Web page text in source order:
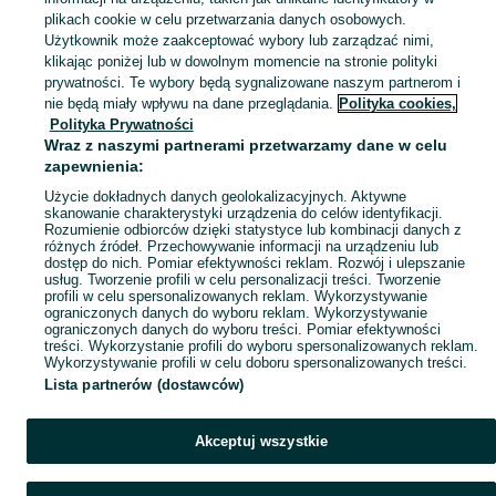
Sprzedaż więźb i podbitek dachowych Lubuskie ▶️ Szeroki wybór produktów ✅ Nowe i używane w atrakcyjnych cenach ✌ Sprawdź oferty i kupuj na OLX.pl!
Mapa kategorii
Mapa miejscowości
Mapa ministron
Popularne wyszukiwania
plikach cookie w celu przetwarzania danych osobowych.
Użytkownik może zaakceptować wybory lub zarządzać nimi,
klikając poniżej lub w dowolnym momencie na stronie polityki
prywatności. Te wybory będą sygnalizowane naszym partnerom i
nie będą miały wpływu na dane przeglądania. Polityka cookies,
Polityka Prywatności
Wraz z naszymi partnerami przetwarzamy dane w celu
zapewnienia:
Użycie dokładnych danych geolokalizacyjnych. Aktywne
skanowanie charakterystyki urządzenia do celów identyfikacji.
Rozumienie odbiorców dzięki statystyce lub kombinacji danych z
różnych źródeł. Przechowywanie informacji na urządzeniu lub
dostęp do nich. Pomiar efektywności reklam. Rozwój i ulepszanie
usług. Tworzenie profili w celu personalizacji treści. Tworzenie
profili w celu spersonalizowanych reklam. Wykorzystywanie
ograniczonych danych do wyboru reklam. Wykorzystywanie
ograniczonych danych do wyboru treści. Pomiar efektywności
treści. Wykorzystanie profili do wyboru spersonalizowanych reklam.
Wykorzystywanie profili w celu doboru spersonalizowanych treści.
Lista partnerów (dostawców)
Akceptuj wszystkie